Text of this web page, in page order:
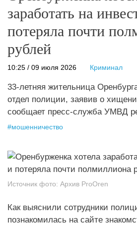
заработать на
потеряла почти
рублей
10:25 / 09 июля 2026 Криминал
33‑летняя жительница
отдел полиции, заявив о
сообщает пресс-служба УМВД
#мошенничество
Источник фото: Архив ProOren
Как выяснили сотрудники
познакомилась на сайте